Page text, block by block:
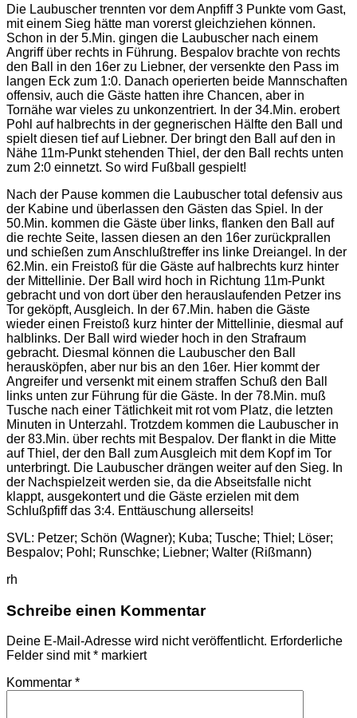
Die Laubuscher trennten vor dem Anpfiff 3 Punkte vom Gast,
mit einem Sieg hätte man vorerst gleichziehen können.
Schon in der 5.Min. gingen die Laubuscher nach einem
Angriff über rechts in Führung. Bespalov brachte von rechts
den Ball in den 16er zu Liebner, der versenkte den Pass im
langen Eck zum 1:0. Danach operierten beide Mannschaften
offensiv, auch die Gäste hatten ihre Chancen, aber in
Tornähe war vieles zu unkonzentriert. In der 34.Min. erobert
Pohl auf halbrechts in der gegnerischen Hälfte den Ball und
spielt diesen tief auf Liebner. Der bringt den Ball auf den in
Nähe 11m-Punkt stehenden Thiel, der den Ball rechts unten
zum 2:0 einnetzt. So wird Fußball gespielt!
Nach der Pause kommen die Laubuscher total defensiv aus
der Kabine und überlassen den Gästen das Spiel. In der
50.Min. kommen die Gäste über links, flanken den Ball auf
die rechte Seite, lassen diesen an den 16er zurückprallen
und schießen zum Anschlußtreffer ins linke Dreiangel. In der
62.Min. ein Freistoß für die Gäste auf halbrechts kurz hinter
der Mittellinie. Der Ball wird hoch in Richtung 11m-Punkt
gebracht und von dort über den herauslaufenden Petzer ins
Tor geköpft, Ausgleich. In der 67.Min. haben die Gäste
wieder einen Freistoß kurz hinter der Mittellinie, diesmal auf
halblinks. Der Ball wird wieder hoch in den Strafraum
gebracht. Diesmal können die Laubuscher den Ball
herausköpfen, aber nur bis an den 16er. Hier kommt der
Angreifer und versenkt mit einem straffen Schuß den Ball
links unten zur Führung für die Gäste. In der 78.Min. muß
Tusche nach einer Tätlichkeit mit rot vom Platz, die letzten
Minuten in Unterzahl. Trotzdem kommen die Laubuscher in
der 83.Min. über rechts mit Bespalov. Der flankt in die Mitte
auf Thiel, der den Ball zum Ausgleich mit dem Kopf im Tor
unterbringt. Die Laubuscher drängen weiter auf den Sieg. In
der Nachspielzeit werden sie, da die Abseitsfalle nicht
klappt, ausgekontert und die Gäste erzielen mit dem
Schlußpfiff das 3:4. Enttäuschung allerseits!
SVL: Petzer; Schön (Wagner); Kuba; Tusche; Thiel; Löser;
Bespalov; Pohl; Runschke; Liebner; Walter (Rißmann)
rh
Schreibe einen Kommentar
Deine E-Mail-Adresse wird nicht veröffentlicht. Erforderliche
Felder sind mit* markiert
Kommentar *